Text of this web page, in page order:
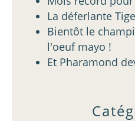
La déferlante
Bientôt le
l'oeuf mayo !
Et Pharamond